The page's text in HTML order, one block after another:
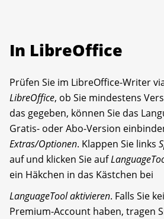
In LibreOffice
Prüfen Sie im Libre­Office-Writer
LibreOffice, ob Sie mindestens
das gegeben, können Sie das
Gratis- oder Abo-Version
Extras/Optionen. Klappen Sie links
auf und klicken Sie auf
ein Häkchen in das Kästchen bei
LanguageTool aktivieren. Falls Sie
Premium-Account haben, tragen